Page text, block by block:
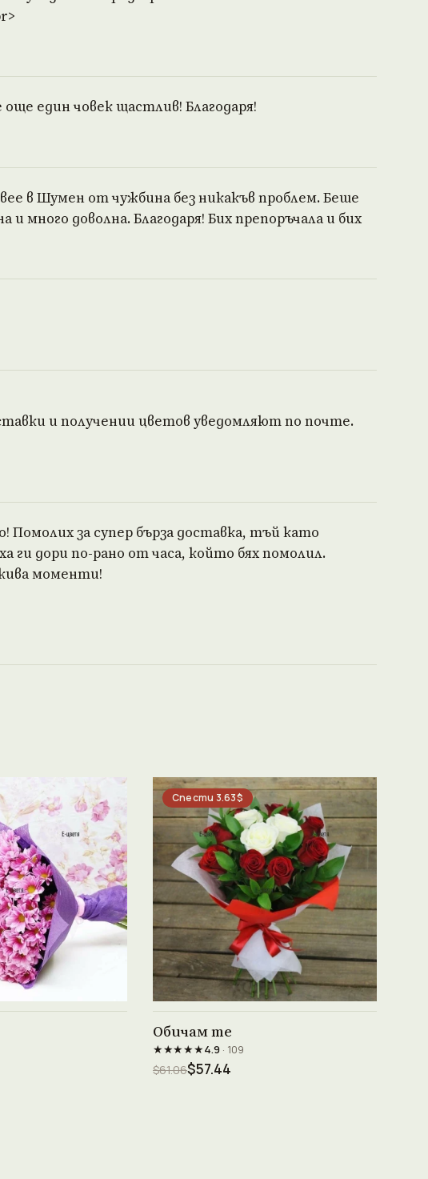
един човек щастлив! Благодаря!
в Шумен от чужбина без никакъв проблем. Беше
много доволна. Благодаря! Бих препоръчала и бих
и получении цветов уведомляют по почте.
Помолих за супер бърза доставка, тъй като
ги дори по-рано от часа, който бях помолил.
моменти!
Спести 3.63$
Обичам те
★★★★★4.9· 109
$61.06$57.44